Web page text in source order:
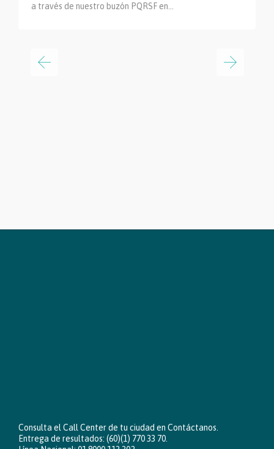
a través de nuestro buzón PQRSF en…
Consulta el Call Center de tu ciudad en Contáctanos
Entrega de resultados: (60)(1) 770 33 70.